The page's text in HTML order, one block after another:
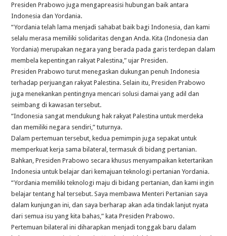
Presiden Prabowo juga mengapreasisi hubungan baik antara
Indonesia dan Yordania.
“Yordania telah lama menjadi sahabat baik bagi Indonesia, dan kami
selalu merasa memiliki solidaritas dengan Anda. Kita (Indonesia dan
Yordania) merupakan negara yang berada pada garis terdepan dalam
membela kepentingan rakyat Palestina,” ujar Presiden.
Presiden Prabowo turut menegaskan dukungan penuh Indonesia
terhadap perjuangan rakyat Palestina. Selain itu, Presiden Prabowo
juga menekankan pentingnya mencari solusi damai yang adil dan
seimbang di kawasan tersebut.
“Indonesia sangat mendukung hak rakyat Palestina untuk merdeka
dan memiliki negara sendiri,” tuturnya.
Dalam pertemuan tersebut, kedua pemimpin juga sepakat untuk
memperkuat kerja sama bilateral, termasuk di bidang pertanian.
Bahkan, Presiden Prabowo secara khusus menyampaikan ketertarikan
Indonesia untuk belajar dari kemajuan teknologi pertanian Yordania.
“Yordania memiliki teknologi maju di bidang pertanian, dan kami ingin
belajar tentang hal tersebut. Saya membawa Menteri Pertanian saya
dalam kunjungan ini, dan saya berharap akan ada tindak lanjut nyata
dari semua isu yang kita bahas,” kata Presiden Prabowo.
Pertemuan bilateral ini diharapkan menjadi tonggak baru dalam